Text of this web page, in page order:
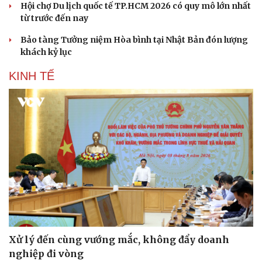
Văn hóa
Sân khấu - Điện ảnh
Văn học
Di sản
Nghệ sĩ
Hội chợ Du lịch quốc tế TP.HCM 2026 có quy mô lớn nhất
từ trước đến nay
Bảo tàng Tưởng niệm Hòa bình tại Nhật Bản đón lượng
khách kỷ lục
KINH TẾ
Xử lý đến cùng vướng mắc, không đẩy doanh
nghiệp đi vòng